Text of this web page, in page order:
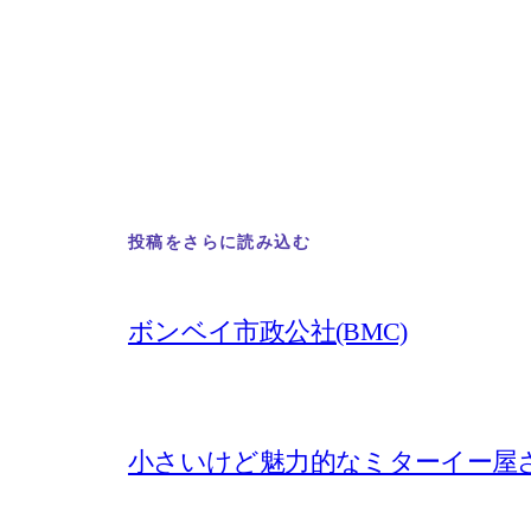
投稿をさらに読み込む
ボンベイ市政公社(BMC)
小さいけど魅力的なミターイー屋